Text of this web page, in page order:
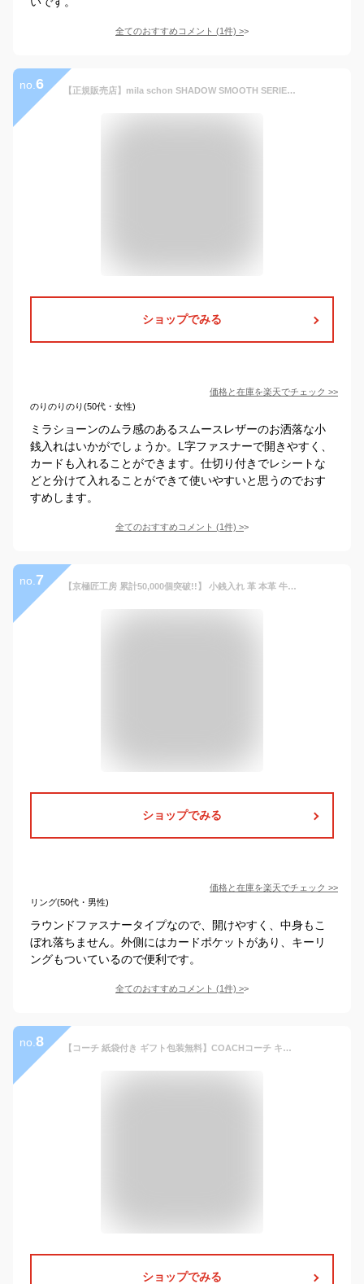
全てのおすすめコメント (1件) >
no. 6 【正規販売店】mila schon SHADOW SMOOTH SERIES L字ファスナー小銭入れ［ミラ・ショーン］ コインケース 本革 レザー 出しやすい カードも入る ミニ財布 コンパクト キーケース マルチ おしゃれ ミラショーン メンズ バッグマニア
ショップでみる
価格と在庫を楽天でチェック >>
のりのりのり(50代・女性)
ミラショーンのムラ感のあるスムースレザーのお洒落な小
銭入れはいかがでしょうか。L字ファスナーで開きやすく、
カードも入れることができます。仕切り付きでレシートな
どと分けて入れることができて使いやすいと思うのでおす
すめします。
全てのおすすめコメント (1件) >
no. 7 【京極匠工房 累計50,000個突破!!】 小銭入れ 革 本革 牛革 全7色 レザー メンズ 男性 ブランド コインケース パスケース 定期入れ 財布 おしゃれ コンパクト 小銭 お札 カード ブラック ブラウン ネイビー レディース プレゼント ギフト 就職祝い 入学祝い 父の日 04
ショップでみる
価格と在庫を楽天でチェック >>
リング(50代・男性)
ラウンドファスナータイプなので、開けやすく、中身もこ
ぼれ落ちません。外側にはカードポケットがあり、キーリ
ングもついているので便利です。
全てのおすすめコメント (1件) >
no. 8 【コーチ 紙袋付き ギフト包装無料】COACHコーチ キーケース コインケース 小銭入れ メンズ 財布 シグネチャー レザー CW357 QBMI5 ブランド【新作 新品 限定モデル】【COACH コーチ】【サイフ さいふ 小銭入】【楽ギフ_包装】【コンビニ受取対応商品】【あす楽】
ショップでみる